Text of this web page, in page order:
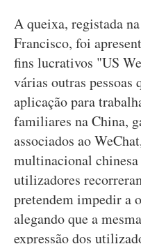
A queixa, registada
Francisco, foi
fins lucrativos "US
várias outras pessoas
aplicação para
familiares na China,
associados ao
multinacional chinesa
utilizadores
pretendem impedir a
alegando que a
expressão dos